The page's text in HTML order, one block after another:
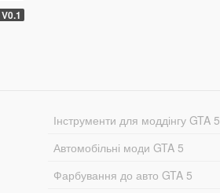
V0.1
Інструменти для моддінгу GTA 5
Автомобільні моди GTA 5
Фарбування до авто GTA 5